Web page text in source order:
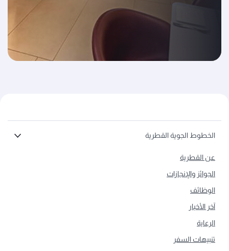
الخطوط الجوية القطرية
عن القطرية
الجوائز والإنجازات
الوظائف
آخر الأخبار
الرعاية
تنبيهات السفر